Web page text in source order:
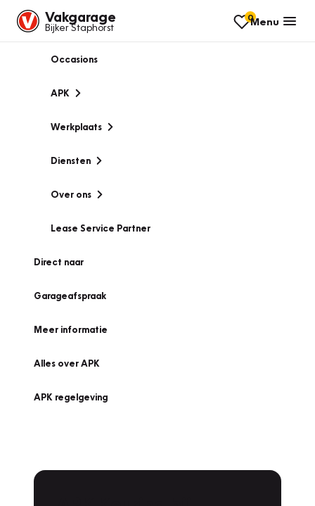
Vakgarage
Bijker Staphorst
0Menu
Occasions
APK
Werkplaats
Diensten
Over ons
Lease Service Partner
Direct naar
Garageafspraak
Meer informatie
Alles over APK
APK regelgeving